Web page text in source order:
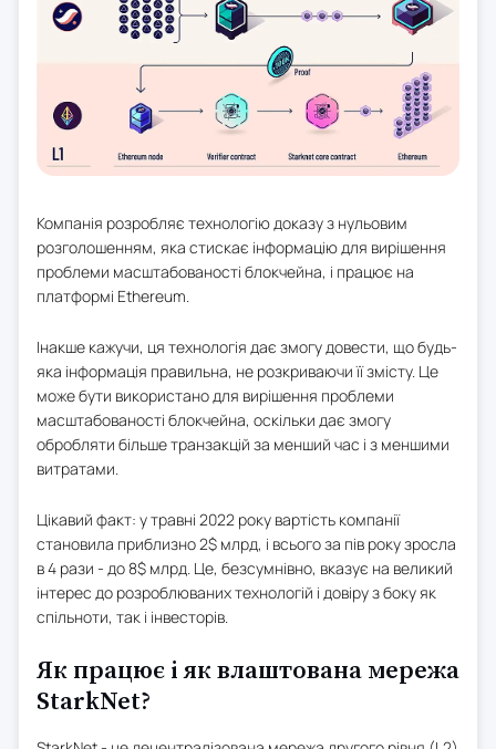
Компанія розробляє технологію доказу з нульовим
розголошенням, яка стискає інформацію для вирішення
проблеми масштабованості блокчейна, і працює на
платформі Ethereum.
Інакше кажучи, ця технологія дає змогу довести, що будь-
яка інформація правильна, не розкриваючи її змісту. Це
може бути використано для вирішення проблеми
масштабованості блокчейна, оскільки дає змогу
обробляти більше транзакцій за менший час і з меншими
витратами.
Цікавий факт: у травні 2022 року вартість компанії
становила приблизно 2$ млрд, і всього за пів року зросла
в 4 рази - до 8$ млрд. Це, безсумнівно, вказує на великий
інтерес до розроблюваних технологій і довіру з боку як
спільноти, так і інвесторів.
Як працює і як влаштована мережа
StarkNet?